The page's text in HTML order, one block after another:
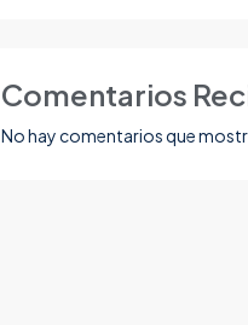
Comentarios
No hay comentarios que